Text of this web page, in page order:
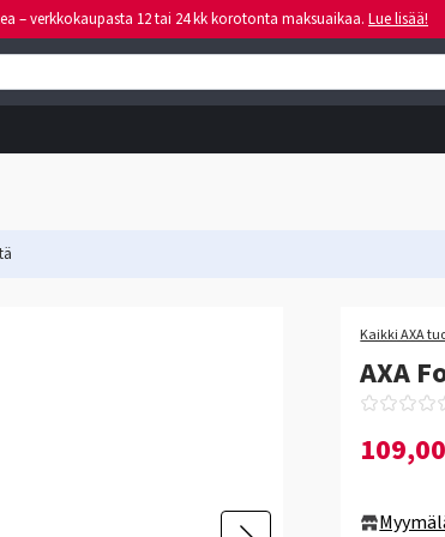
– verkkokaupasta 12 tai 24 kk korotonta maksuaikaa. Lue lisää!
Kaikki AXA
AXA